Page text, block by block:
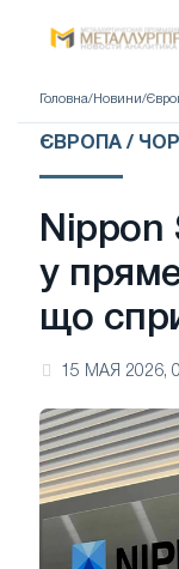
Головна/ Новини/
ЄВРОПА /
Nippon
у
що
15 МАЯ 2026,